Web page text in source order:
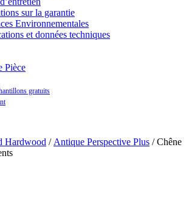
sur la garantie
Environnementales
et données techniques
Pièce
gratuits
Hardwood / Antique Perspective Plus / Chêne